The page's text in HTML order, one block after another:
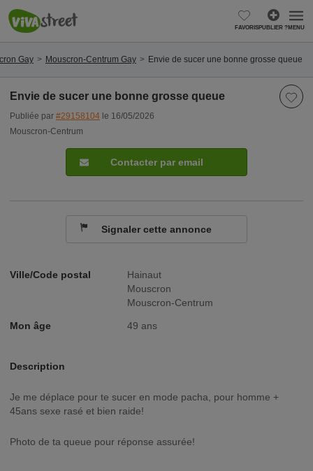
FAVORISPUBLIER ?MENU
Gay Mouscron-Centrum Gay Envie de sucer une bonne grosse queue
Envie de sucer une bonne grosse queue
Publiée par #29158104 le 16/05/2026
Mouscron-Centrum
Ville/Code postal
Hainaut
Mouscron
Mouscron-Centrum
Mon âge 49 ans
Description
Je me déplace pour te sucer en mode pacha, pour homme +
45ans sexe rasé et bien raide!
Photo de ta queue pour réponse assurée!
Contacter par email
Signaler cette annonce